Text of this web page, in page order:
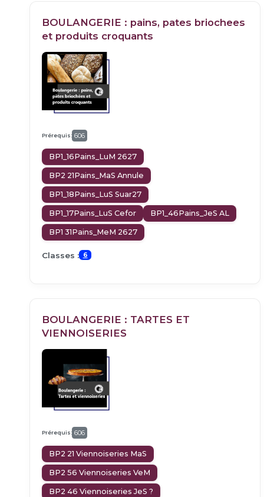
BOULANGERIE : pains, pates briochees
et produits croquants
Prérequis: 606
BP1_16Pains_LuM 2627
BP2 21Pains_MaS Annule
BP1_18Pains_LuS Suar27
BP1_17Pains_LuS Cefor BP1_46Pains_JeS AL
BP1 31Pains_MeM 2627
Classes : 6
BOULANGERIE : TARTES ET
VIENNOISERIES
Prérequis: 606
BP2 21 Viennoiseries MaS
BP2 56 Viennoiseries VeM
BP2 46 Viennoiseries JeS ?